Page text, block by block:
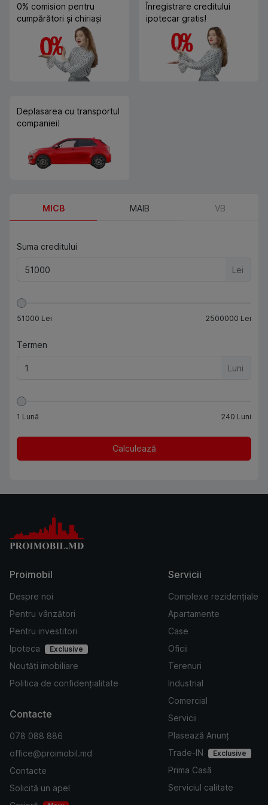
0% comision pentru
cumpărători și chiriași
Înregistrare creditului
ipotecar gratis!
Deplasarea cu transportul
companiei!
MICB MAIB VB
Suma creditului
Lei
51000 Lei 2500000 Lei
Termen
Luni
1 Lună 240 Luni
Calculează
Proimobil
Despre noi
Pentru vânzători
Pentru investitori
Ipoteca
Exclusive
Noutăți imobiliare
Politica de confidențialitate
Servicii
Complexe rezidențiale
Apartamente
Case
Oficii
Terenuri
Industrial
Comercial
Servicii
Plasează Anunț
Trade-IN
Exclusive
Prima Casă
Serviciul calitate
Contacte
078 088 886
office@proimobil.md
Contacte
Solicită un apel